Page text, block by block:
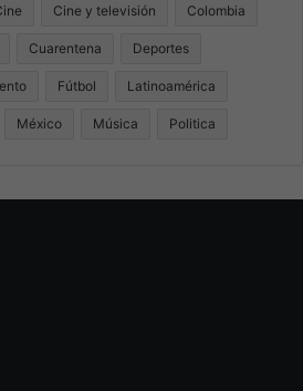
Cine y televisión Colombia
Cuarentena Deportes
Fútbol Latinoamérica
México Música Politica